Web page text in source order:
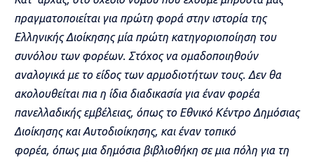
πραγματοποιείται για πρώτη φορά στην ιστορία της
Ελληνικής Διοίκησης μία πρώτη κατηγοριοποίηση του
συνόλου των φορέων. Στόχος να ομαδοποιηθούν
αναλογικά με το είδος των αρμοδιοτήτων τους. Δεν θα
ακολουθείται πια η ίδια διαδικασία για έναν φορέα
πανελλαδικής εμβέλειας, όπως το Εθνικό Κέντρο Δημόσιας
Διοίκησης και Αυτοδιοίκησης, και έναν τοπικό
φορέα, όπως μια δημόσια βιβλιοθήκη σε μια πόλη για τη